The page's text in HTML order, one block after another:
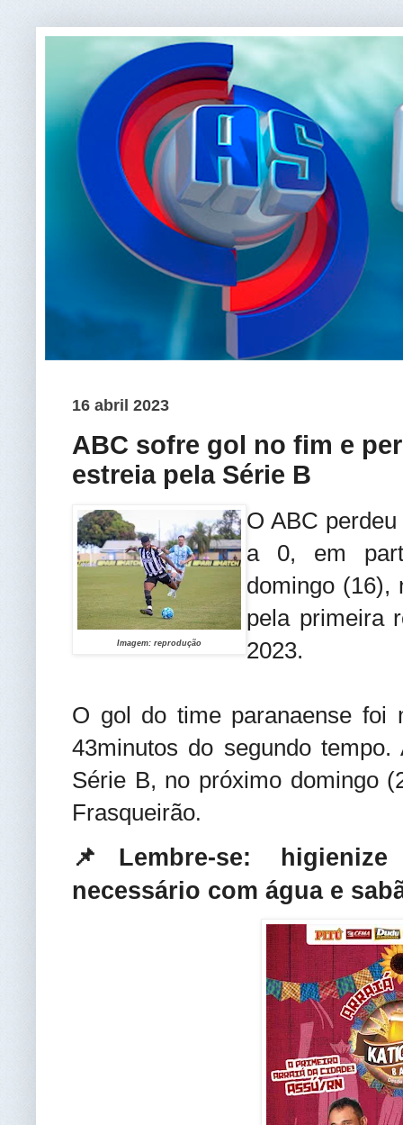
16 abril 2023
ABC sofre gol no fim e
estreia pela Série B
Imagem: reprodução
O ABC
a 0, em
domingo (16),
pela primeira
2023.
O gol do time paranaense foi
43minutos do segundo
Série B, no próximo domingo
Frasqueirão.
📌Lembre-se:
necessário com água e